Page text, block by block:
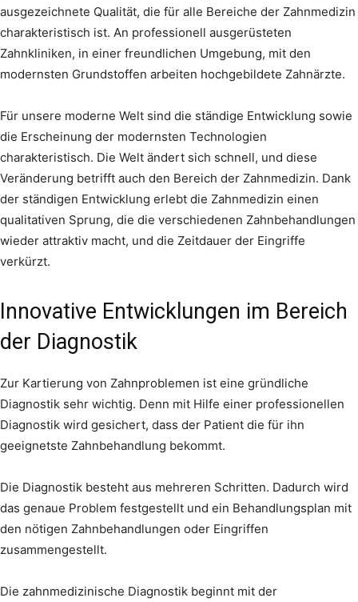
ausgezeichnete Qualität, die für alle Bereiche der Zahnmedizin
charakteristisch ist. An professionell ausgerüsteten
Zahnkliniken, in einer freundlichen Umgebung, mit den
modernsten Grundstoffen arbeiten hochgebildete Zahnärzte.
Für unsere moderne Welt sind die ständige Entwicklung sowie
die Erscheinung der modernsten Technologien
charakteristisch. Die Welt ändert sich schnell, und diese
Veränderung betrifft auch den Bereich der Zahnmedizin. Dank
der ständigen Entwicklung erlebt die Zahnmedizin einen
qualitativen Sprung, die die verschiedenen Zahnbehandlungen
wieder attraktiv macht, und die Zeitdauer der Eingriffe
verkürzt.
Innovative Entwicklungen im Bereich
der Diagnostik
Zur Kartierung von Zahnproblemen ist eine gründliche
Diagnostik sehr wichtig. Denn mit Hilfe einer professionellen
Diagnostik wird gesichert, dass der Patient die für ihn
geeignetste Zahnbehandlung bekommt.
Die Diagnostik besteht aus mehreren Schritten. Dadurch wird
das genaue Problem festgestellt und ein Behandlungsplan mit
den nötigen Zahnbehandlungen oder Eingriffen
zusammengestellt.
Die zahnmedizinische Diagnostik beginnt mit der